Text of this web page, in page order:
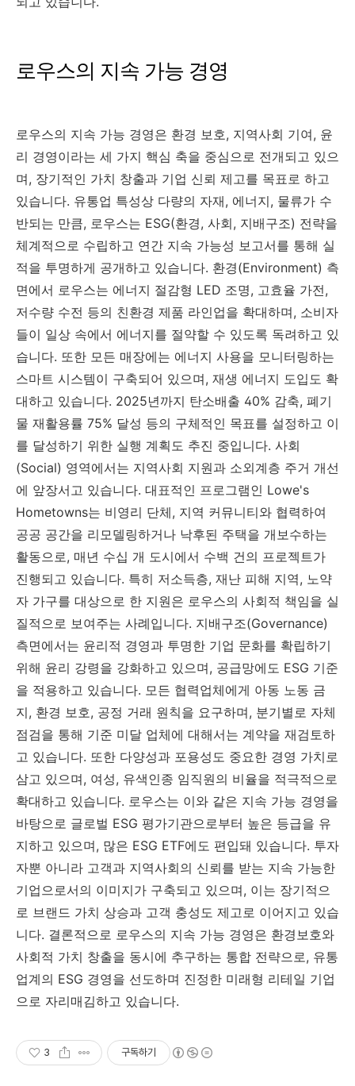
로우스의 지속 가능 경영
로우스의 지속 가능 경영은 환경 보호, 지역사회 기여, 윤
리 경영이라는 세 가지 핵심 축을 중심으로 전개되고 있으
며, 장기적인 가치 창출과 기업 신뢰 제고를 목표로 하고
있습니다. 유통업 특성상 다량의 자재, 에너지, 물류가 수
반되는 만큼, 로우스는 ESG(환경, 사회, 지배구조) 전략을
체계적으로 수립하고 연간 지속 가능성 보고서를 통해 실
적을 투명하게 공개하고 있습니다. 환경(Environment) 측
면에서 로우스는 에너지 절감형 LED 조명, 고효율 가전,
저수량 수전 등의 친환경 제품 라인업을 확대하며, 소비자
들이 일상 속에서 에너지를 절약할 수 있도록 독려하고 있
습니다. 또한 모든 매장에는 에너지 사용을 모니터링하는
스마트 시스템이 구축되어 있으며, 재생 에너지 도입도 확
대하고 있습니다. 2025년까지 탄소배출 40% 감축, 폐기
물 재활용률 75% 달성 등의 구체적인 목표를 설정하고 이
를 달성하기 위한 실행 계획도 추진 중입니다. 사회
(Social) 영역에서는 지역사회 지원과 소외계층 주거 개선
에 앞장서고 있습니다. 대표적인 프로그램인 Lowe's
Hometowns는 비영리 단체, 지역 커뮤니티와 협력하여
공공 공간을 리모델링하거나 낙후된 주택을 개보수하는
활동으로, 매년 수십 개 도시에서 수백 건의 프로젝트가
진행되고 있습니다. 특히 저소득층, 재난 피해 지역, 노약
자 가구를 대상으로 한 지원은 로우스의 사회적 책임을 실
질적으로 보여주는 사례입니다. 지배구조(Governance)
측면에서는 윤리적 경영과 투명한 기업 문화를 확립하기
위해 윤리 강령을 강화하고 있으며, 공급망에도 ESG 기준
을 적용하고 있습니다. 모든 협력업체에게 아동 노동 금
지, 환경 보호, 공정 거래 원칙을 요구하며, 분기별로 자체
점검을 통해 기준 미달 업체에 대해서는 계약을 재검토하
고 있습니다. 또한 다양성과 포용성도 중요한 경영 가치로
삼고 있으며, 여성, 유색인종 임직원의 비율을 적극적으로
확대하고 있습니다. 로우스는 이와 같은 지속 가능 경영을
바탕으로 글로벌 ESG 평가기관으로부터 높은 등급을 유
지하고 있으며, 많은 ESG ETF에도 편입돼 있습니다. 투자
자뿐 아니라 고객과 지역사회의 신뢰를 받는 지속 가능한
기업으로서의 이미지가 구축되고 있으며, 이는 장기적으
로 브랜드 가치 상승과 고객 충성도 제고로 이어지고 있습
니다. 결론적으로 로우스의 지속 가능 경영은 환경보호와
사회적 가치 창출을 동시에 추구하는 통합 전략으로, 유통
업계의 ESG 경영을 선도하며 진정한 미래형 리테일 기업
으로 자리매김하고 있습니다.
3 구독하기